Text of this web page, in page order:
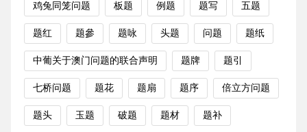
鸡兔同笼问题 板题 例题 题写 五题
题红 题參 题咏 头题 问题 题纸
中葡关于澳门问题的联合声明 题牌 题引
七桥问题 题花 题扇 题序 倍立方问题
题头 玉题 破题 题材 题补